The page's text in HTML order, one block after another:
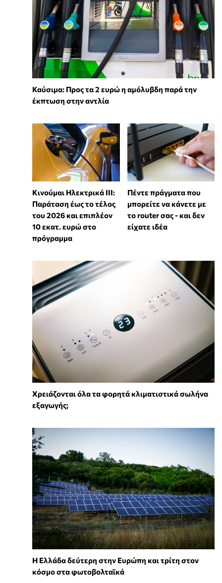
Καύσιμα: Προς τα 2 ευρώ η αμόλυβδη παρά την
έκπτωση στην αντλία
Κινούμαι Ηλεκτρικά ΙΙΙ:
Παράταση έως το τέλος
του 2026 και επιπλέον
10 εκατ. ευρώ στο
πρόγραμμα
Πέντε πράγματα που
μπορείτε να κάνετε με
το router σας - και δεν
είχατε ιδέα
Χρειάζονται όλα τα φορητά κλιματιστικά σωλήνα
εξαγωγής;
Η Ελλάδα δεύτερη στην Ευρώπη και τρίτη στον
κόσμο στα φωτοβολταϊκά